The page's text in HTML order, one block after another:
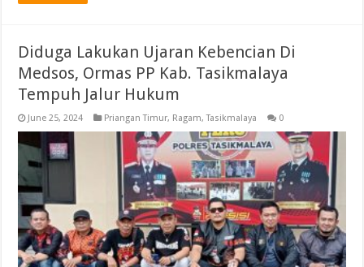
Diduga Lakukan Ujaran Kebencian Di
Medsos, Ormas PP Kab. Tasikmalaya
Tempuh Jalur Hukum
June 25, 2024 Priangan Timur, Ragam,Tasikmalaya 0